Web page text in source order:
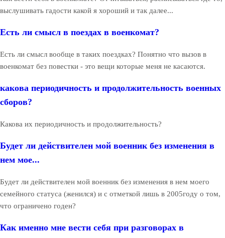
выслушивать гадости какой я хороший и так далее...
Есть ли смысл в поездах в военкомат?
Есть ли смысл вообще в таких поездках? Понятно что вызов в
военкомат без повестки - это вещи которые меня не касаются.
какова периодичность и продолжительность военных
сборов?
Какова их периодичность и продолжительность?
Будет ли действителен мой военник без изменения в
нем мое...
Будет ли действителен мой военник без изменения в нем моего
семейного статуса (женился) и с отметкой лишь в 2005году о том,
что ограничено годен?
Как именно мне вести себя при разговорах в